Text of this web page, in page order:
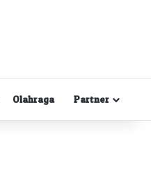
Olahraga Partner